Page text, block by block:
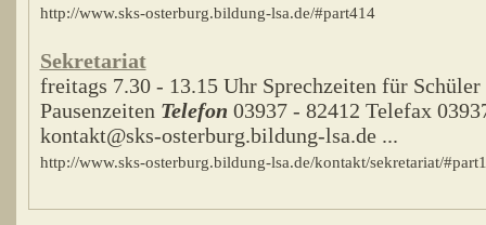
http://www.sks-osterburg.bildung-lsa.de/#part414
Sekretariat
freitags 7.30 - 13.15 Uhr Sprechzeiten für
Pausenzeiten Telefon 03937 - 82412 Telefax
kontakt@sks-osterburg.bildung-lsa.de ...
http://www.sks-osterburg.bildung-lsa.de/kontakt/sekretariat/